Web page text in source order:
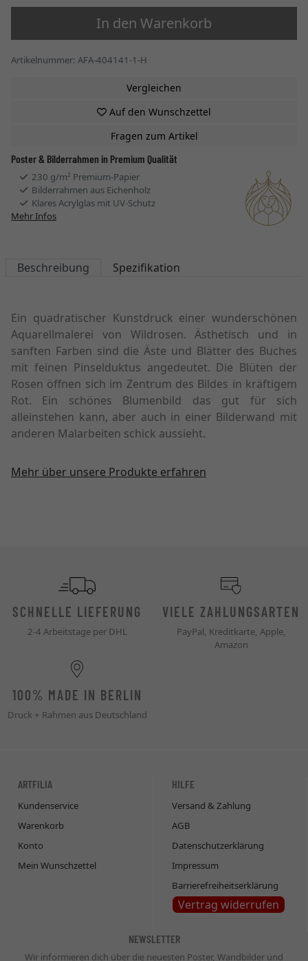
In den Warenkorb
Artikelnummer: AFA-404141-1-H
Vergleichen
Auf den Wunschzettel
Fragen zum Artikel
Poster & Bilderrahmen in Premium Qualität
230 g/m² Premium-Papier
Bilderrahmen aus Eichenholz
Klares Acrylglas mit UV-Schutz
Mehr Infos
Beschreibung Spezifikation
Ein quadratischer Kunstdruck einer wunderschönen
Aquarellmalerei von Wildrosen. Ästhetisch und in
sanften Farben sind die Äste und Blätter des Buches
mit feinen Pinselduktus angedeutet. Die Blüten der
Rosen öffnen sich im Zentrum des Bildes in kräftigem
Rot. Ein schönes Blumenbild das gut für sich
alleinstehen kann, aber auch in einer Bilderwand mit
anderen Malarbeiten schick aussieht.
Mehr über unsere Produkte erfahren
SCHNELLE LIEFERUNG
2-4 Arbeitstage per DHL
VIELE ZAHLUNGSARTEN
PayPal, Kreditkarte, Apple,
Amazon
100% MADE IN BERLIN
Druck + Rahmen aus Deutschland
ARTFILIA
Kundenservice
Warenkorb
Konto
Mein Wunschzettel
HILFE
Versand & Zahlung
AGB
Datenschutzerklärung
Impressum
Barrierefreiheitserklärung
Vertrag widerrufen
NEWSLETTER
Wir informieren dich über die neuesten Poster, Wandbilder und